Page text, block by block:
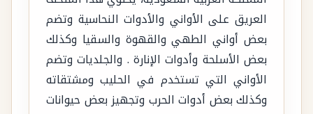
العريق على الأواني والأدوات النحاسية وتضم
بعض أواني الطهي والقهوة والسقيا وكذلك
بعض الأسلحة وأدوات الإنارة . والجلديات وتضم
الأواني التي تستخدم في الحليب ومشتقاته
وكذلك بعض أدوات الحرب وتجهيز بعض حيوانات